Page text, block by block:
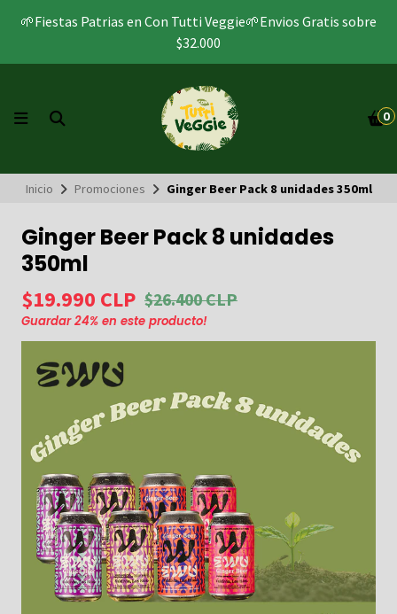
🌱Fiestas Patrias en Con Tutti Veggie🌱Envios Gratis sobre
$32.000
0
Inicio Promociones Ginger Beer Pack 8 unidades 350ml
Ginger Beer Pack 8 unidades
350ml
$19.990 CLP $26.400 CLP
Guardar24% en este producto!